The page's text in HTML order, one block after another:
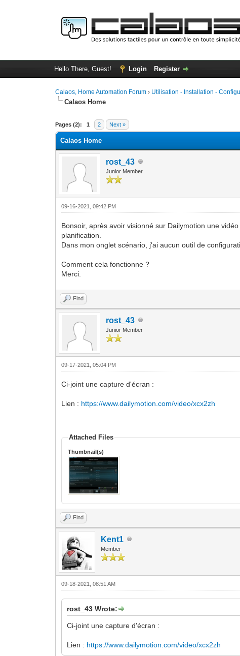
Hello There, Guest! Login Register
Calaos, Home Automation Forum › Utilisation - Installation -
Calaos Home
Pages (2): 1 2 Next »
0 Vote(s) - 0 Average
1
2
3
4
5
Calaos Home
rost_43
Junior Member
09-16-2021, 09:42 PM
Bonsoir, après avoir visionné sur Dailymotion une
planification.
Dans mon onglet scénario, j'ai aucun outil de
Comment cela fonctionne ?
Merci.
Find
rost_43
Junior Member
09-17-2021, 05:04 PM
Ci-joint une capture d'écran :
Lien : https://www.dailymotion.com/video/xcx2zh
Attached Files
Thumbnail(s)
Find
Kent1
Member
09-18-2021, 08:51 AM
rost_43 Wrote:
Ci-joint une capture d'écran :
Lien : https://www.dailymotion.com/video/xcx2zh